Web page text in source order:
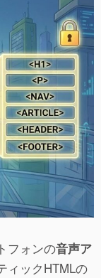
フォンの音声ア
ィックHTMLの